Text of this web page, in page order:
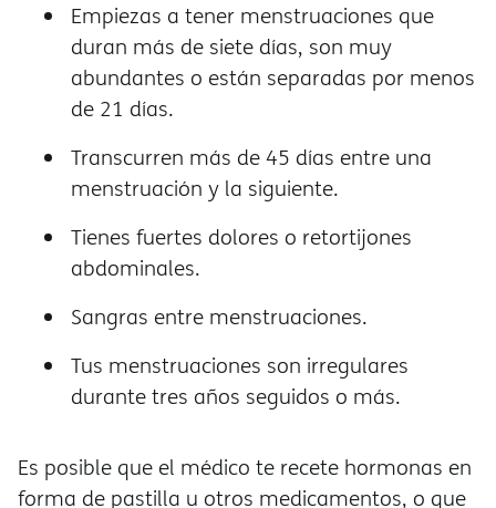
Empiezas a tener menstruaciones que
duran más de siete días, son muy
abundantes o están separadas por menos
de 21 días.
Transcurren más de 45 días entre una
menstruación y la siguiente.
Tienes fuertes dolores o retortijones
abdominales.
Sangras entre menstruaciones.
Tus menstruaciones son irregulares
durante tres años seguidos o más.
Es posible que el médico te recete hormonas en
forma de pastilla u otros medicamentos, o que